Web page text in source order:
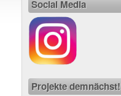
Social Media
Projekte demnächst!